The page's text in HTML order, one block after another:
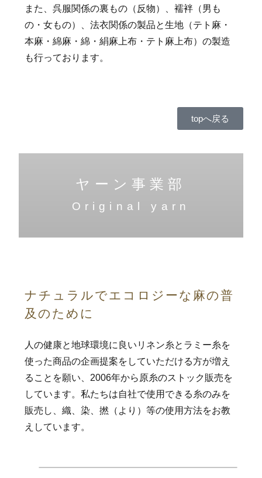
また、呉服関係の裏もの（反物）、襦袢（男も
の・女もの）、法衣関係の製品と生地（テト麻・
本麻・綿麻・綿・絹麻上布・テト麻上布）の製造
も行っております。
topへ戻る
ヤーン事業部
Original yarn
ナチュラルでエコロジーな麻の普
及のために
人の健康と地球環境に良いリネン糸とラミー糸を
使った商品の企画提案をしていただける方が増え
ることを願い、2006年から原糸のストック販売を
しています。私たちは自社で使用できる糸のみを
販売し、織、染、撚（より）等の使用方法をお教
えしています。